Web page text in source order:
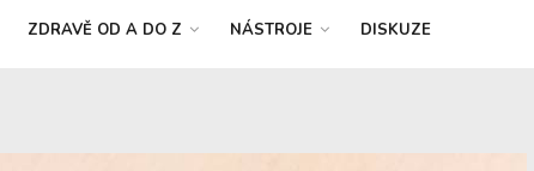
ZDRAVĚ OD A DO Z NÁSTROJE DISKUZE